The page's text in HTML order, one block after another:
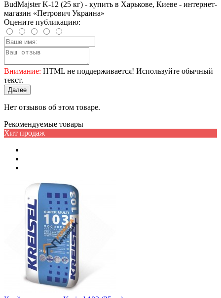
BudMajster K-12 (25 кг) - купить в Харькове, Киеве - интернет-
магазин «Петрович Украина»
Оцените публикацию:
Внимание: HTML не поддерживается! Используйте обычный
текст.
Далее
Нет отзывов об этом товаре.
Рекомендуемые товары
Хит продаж